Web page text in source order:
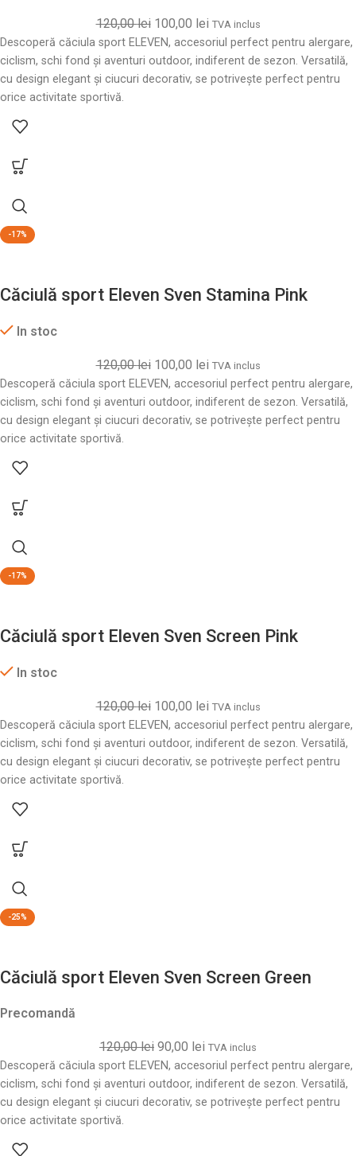
120,00lei 100,00 lei TVA inclus
Descoperă căciula sport ELEVEN, accesoriul perfect pentru alergare,
ciclism, schi fond și aventuri outdoor, indiferent de sezon. Versatilă,
cu design elegant și ciucuri decorativ, se potrivește perfect pentru
orice activitate sportivă.
-17%
Căciulă sport Eleven Sven Stamina Pink
In stoc
120,00lei 100,00 lei TVA inclus
Descoperă căciula sport ELEVEN, accesoriul perfect pentru alergare,
ciclism, schi fond și aventuri outdoor, indiferent de sezon. Versatilă,
cu design elegant și ciucuri decorativ, se potrivește perfect pentru
orice activitate sportivă.
-17%
Căciulă sport Eleven Sven Screen Pink
In stoc
120,00lei 100,00 lei TVA inclus
Descoperă căciula sport ELEVEN, accesoriul perfect pentru alergare,
ciclism, schi fond și aventuri outdoor, indiferent de sezon. Versatilă,
cu design elegant și ciucuri decorativ, se potrivește perfect pentru
orice activitate sportivă.
-25%
Căciulă sport Eleven Sven Screen Green
Precomandă
120,00lei 90,00 lei TVA inclus
Descoperă căciula sport ELEVEN, accesoriul perfect pentru alergare,
ciclism, schi fond și aventuri outdoor, indiferent de sezon. Versatilă,
cu design elegant și ciucuri decorativ, se potrivește perfect pentru
orice activitate sportivă.